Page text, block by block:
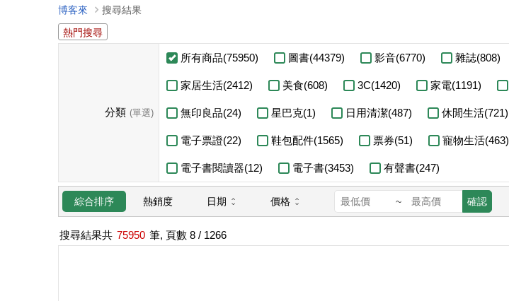
博客來
搜尋結果
熱門搜尋
分類 (單選)
所有商品(75950) 圖書(44379) 影音(6770) 雜誌(808)
家居生活(2412) 美食(608) 3C(1420) 家電(1191)
無印良品(24) 星巴克(1) 日用清潔(487) 休閒生活(721)
電子票證(22) 鞋包配件(1565) 票券(51) 寵物生活(463)
電子書閱讀器(12) 電子書(3453) 有聲書(247)
綜合排序 熱銷度 日期 價格 ~ 確認
搜尋結果共 75950 筆, 頁數 8 / 1266